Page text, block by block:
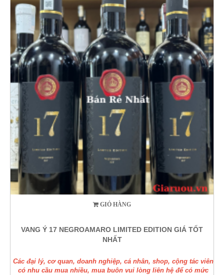
GIỎ HÀNG
VANG Ý 17 NEGROAMARO LIMITED EDITION GIÁ TỐT
NHẤT
Các đại lý, cơ quan, doanh nghiệp, cá nhân, shop, cộng tác viên
có nhu cầu mua nhiều, mua buôn vui lòng liên hệ để có mức